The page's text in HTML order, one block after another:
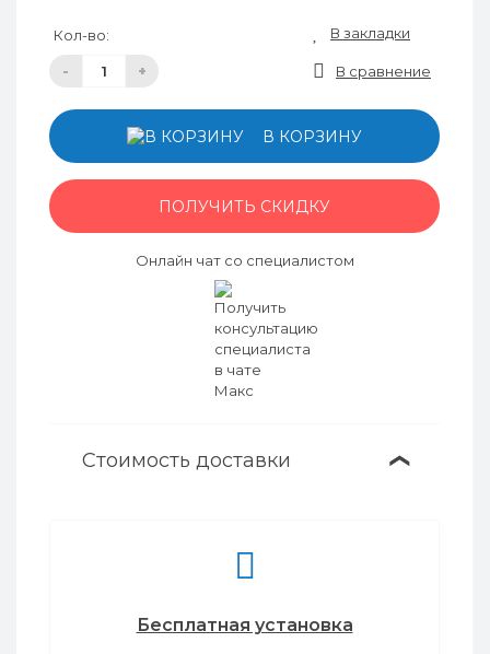
Кол-во:
- +
В закладки
В сравнение
В КОРЗИНУ
ПОЛУЧИТЬ СКИДКУ
Онлайн чат со специалистом
Стоимость доставки ❯
Бесплатная установка